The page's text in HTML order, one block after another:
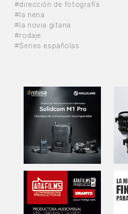
#dirección de fotografía
#la nena
#la novia gitana
#rodaje
#Series españolas